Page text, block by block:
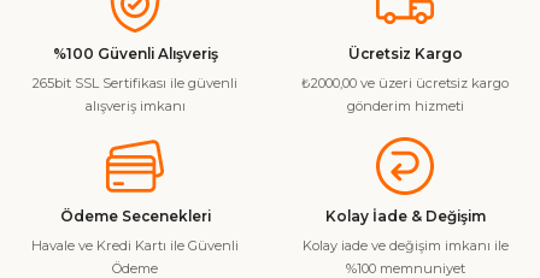
kullanarak tarafımıza iletebilirsiniz.
Görüş ve önerileriniz için teşekkür ederiz.
Ürün resmi kalitesiz, bozuk veya görüntülenemiyor.
Ürün bilgilerinde hatalar bulunuyor.
Ürün fiyatı diğer sitelerden daha pahalı.
%100 Güvenli Alışveriş
265bit SSL Sertifikası ile güvenli
alışveriş imkanı
Ücretsiz Kargo
₺2000,00 ve üzeri ücretsiz kargo
gönderim hizmeti
Ödeme Secenekleri
Havale ve Kredi Kartı ile Güvenli
Ödeme
Kolay İade & Değişim
Kolay iade ve değişim imkanı ile
%100 memnuniyet